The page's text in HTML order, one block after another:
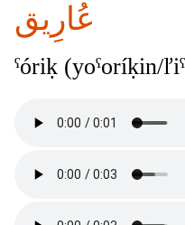
عُارِيق
ˁóriḳ (yoˁoríḳin/